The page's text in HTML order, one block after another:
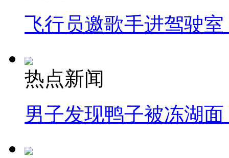
飞行员邀歌手进驾驶
热点新闻
男子发现鸭子被冻湖